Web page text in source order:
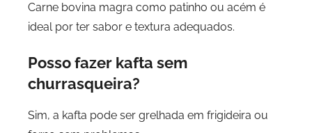
Carne bovina magra como patinho ou acém é
ideal por ter sabor e textura adequados.
Posso fazer kafta sem
churrasqueira?
Sim, a kafta pode ser grelhada em frigideira ou